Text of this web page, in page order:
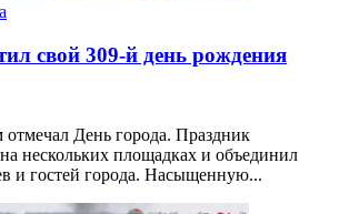
свой 309-й день рождения
отмечал День города. Праздник
на нескольких площадках и объединил
и гостей города. Насыщенную...